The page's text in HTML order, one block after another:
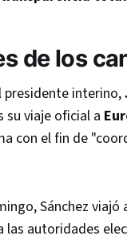
de los
presidente interino,
su viaje oficial a
con el fin de
Sánchez viajó
las autoridades